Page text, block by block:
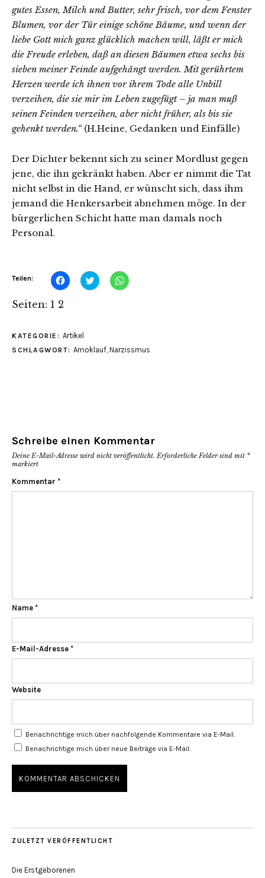
gutes Essen, Milch und Butter, sehr frisch, vor dem Fenster
Blumen, vor der Tür einige schöne Bäume, und wenn der
liebe Gott mich ganz glücklich machen will, läßt er mich
die Freude erleben, daß an diesen Bäumen etwa sechs bis
sieben meiner Feinde aufgehängt werden. Mit gerührtem
Herzen werde ich ihnen vor ihrem Tode alle Unbill
verzeihen, die sie mir im Leben zugefügt – ja man muß
seinen Feinden verzeihen, aber nicht früher, als bis sie
gehenkt werden.“(H.Heine, Gedanken und Einfälle)
Der Dichter bekennt sich zu seiner Mordlust gegen
jene, die ihn gekränkt haben. Aber er nimmt die Tat
nicht selbst in die Hand, er wünscht sich, dass ihm
jemand die Henkersarbeit abnehmen möge. In der
bürgerlichen Schicht hatte man damals noch
Personal.
Teilen: Klick,
um
in
neuem
Fenster
geöffnet)
Klick,
um
Fenster
geöffnet)
Klicken,
um
Fenster
geöffnet)
Seiten: 1 2
KATEGORIE: Artikel
SCHLAGWORT: Amoklauf Narzissmus
Schreibe einen Kommentar
Deine E-Mail-Adresse wird nicht veröffentlicht. Erforderliche Felder sind mit *
markiert
Kommentar *
Name *
E-Mail-Adresse *
Website
Benachrichtige mich über nachfolgende Kommentare via E-Mail.
Benachrichtige mich über neue Beiträge via E-Mail.
ZULETZT VERÖFFENTLICHT
Die Erstgeborenen